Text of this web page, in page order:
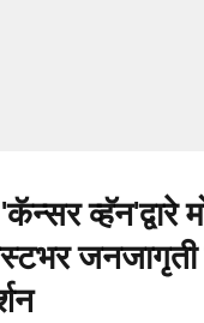
व्हॅन'द्वारे
जनजागृती